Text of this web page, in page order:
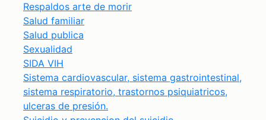
Respaldos arte de morir
Salud familiar
Salud publica
Sexualidad
SIDA VIH
Sistema cardiovascular, sistema gastrointestinal,
sistema respiratorio, trastornos psiquiatricos,
ulceras de presión.